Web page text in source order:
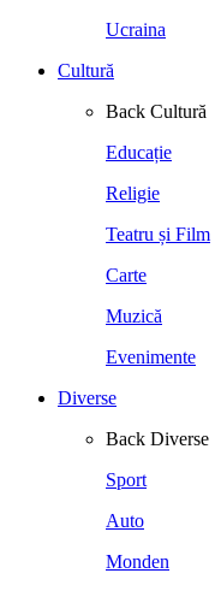
Ucraina
Cultură
Back Cultură
Educație
Religie
Teatru și Film
Carte
Muzică
Evenimente
Diverse
Back Diverse
Sport
Auto
Monden